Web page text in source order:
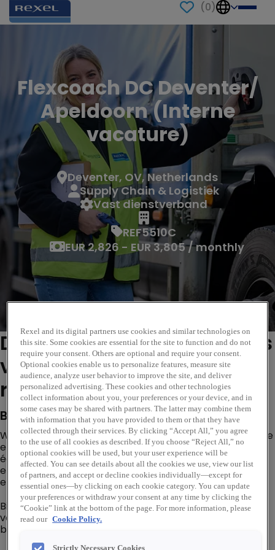
(0)
Flexcoach DC Deventer/
Apeldoorn (Interne
vacature)
Deventer, OV, Netherlands
Supply Chain & Logistiek
Vast dienstverband
REF5510C
EUR 2,826 - EUR 3,805 / monthly
Deze vacature is inmiddels
verlopen. Zie vergelijkbare
rollen hieronder...
Bedrijfsomschrijving
Wasco en Rexel Nederland slaan de handen ineen om de
energietransitie te versnellen. Samen groeien we naar
één krachtige organisatie die klanten helpt met slimme
en toekomstbestendige oplossingen in installatie- en
electrotechniek.
Bij Wasco werk je in een dynamische omgeving met
volop ontwikkelmogelijkheden en lever je een directe
bijdrage aan een duurzamer Nederland.
Rexel and its digital partners use cookies and similar technologies on
this site. Some cookies are essential for the site to function and do not
require your consent. Others are optional and require your consent.
Optional cookies enable us to personalize features, measure site
audience, analyze user behavior to improve the site, and deliver
personalized advertising. These cookies and other technologies
collect information about you, your preferences or your device, and in
some cases may be shared with partners. The latter may combine them
with information that you have provided to them or that they have
collected through their services. By clicking “Accept All,” you agree
to the use of all cookies as described. If you choose “Reject All,” no
optional cookies will be used, but your user experience will be
affected. You can see details about all the cookies we use, view our list
of partners, and accept or decline cookies individually—except for
essential ones—by clicking on each cookie category. You can update
your preferences or withdraw your consent at any time by clicking the
“Cookie” link at the bottom of the page. For more information, please
read our Cookie Policy.
Strictly Necessary Cookies